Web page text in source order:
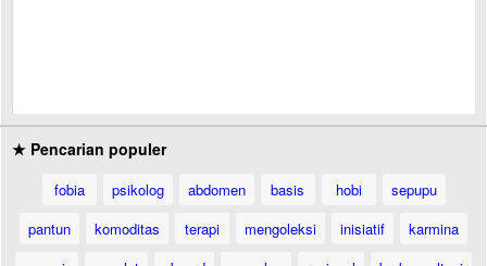
★ Pencarian populer
fobia psikolog abdomen basis hobi
sepupu
pantun
komoditas terapi mengoleksi inisiatif
karmina